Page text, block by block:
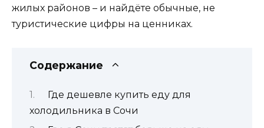
жилых районов – и найдёте обычные, не
туристические цифры на ценниках.
Содержание
Где дешевле купить еду для
холодильника в Сочи